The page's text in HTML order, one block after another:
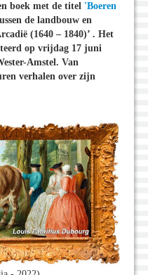
boek met de titel 'Boeren
de landbouw en
(1640 – 1840)’ . Het
op vrijdag 17 juni
Amstel. Van
verhalen over zijn